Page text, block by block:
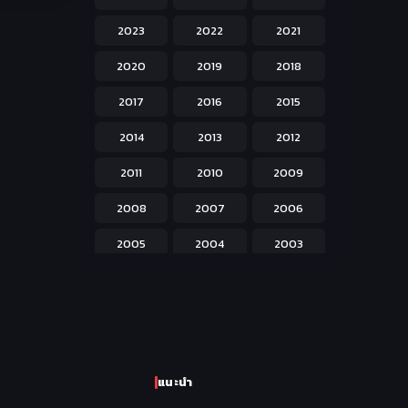
Hentai ลามก 42
Historical ประวัติศาสตร์
Horror หลอน
Isekai ต่างโลก 208
Josei สำหรับผู้หญิง
Kids สำหรับเด็ก 227
Magic เวทย์มนต์ 108
Martial Arts ศิลปะการต่อสู้ 38
Mystery ลึกลับ
2023 2022 2021
2020 2019 2018
2017 2016 2015
2014 2013 2012
2011 2010 2009
2008 2007 2006
2005 2004 2003
แนะนำ